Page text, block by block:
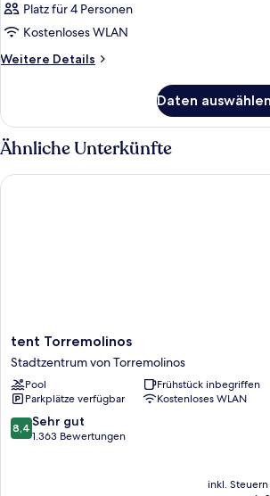
Platz für 4 Personen
Kostenloses WLAN
Weitere Details
Weitere
Daten
Ähnliche Unterkünfte
tent
Torremolinos
Stadtzentrum
von
Torremolinos
tent Torremolinos
Stadtzentrum von Torremolinos
Pool
Frühstück inbegriffen
Parkplätze verfügbar
Kostenloses WLAN
8.4
von
8,4 Sehr gut
1.363 Bewertungen
inkl.
tent Torremolinos